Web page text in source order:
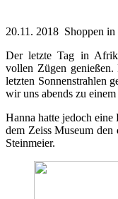
20.11. 2018 Shoppen in
Der letzte Tag in
vollen Zügen
letzten Sonnenstrahlen
wir uns abends zu
Hanna hatte jedoch
dem Zeiss Museum den
Steinmeier.